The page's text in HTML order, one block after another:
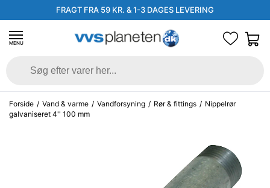
FRAGT FRA 59 KR. & 1-3 DAGES LEVERING
MENU
Forside / Vand & varme / Vandforsyning / Rør & fittings / Nippelrør
galvaniseret 4'' 100 mm